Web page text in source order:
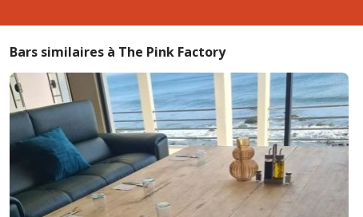
Bars similaires à The Pink Factory